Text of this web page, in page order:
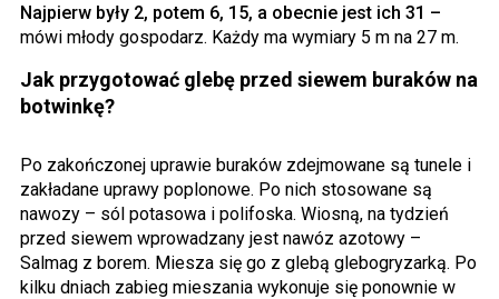
Najpierw były 2, potem 6, 15, a obecnie jest ich 31 –
mówi młody gospodarz. Każdy ma wymiary 5 m na 27 m.
Jak przygotować glebę przed siewem buraków na
botwinkę?
Po zakończonej uprawie buraków zdejmowane są tunele i
zakładane uprawy poplonowe. Po nich stosowane są
nawozy – sól potasowa i polifoska. Wiosną, na tydzień
przed siewem wprowadzany jest nawóz azotowy –
Salmag z borem. Miesza się go z glebą glebogryzarką. Po
kilku dniach zabieg mieszania wykonuje się ponownie w